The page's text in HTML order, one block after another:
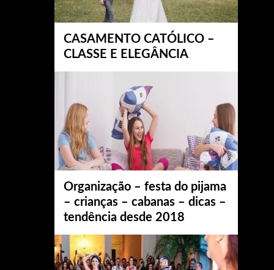
CASAMENTO CATÓLICO –
CLASSE E ELEGÂNCIA
Organização – festa do pijama
– crianças – cabanas – dicas –
tendência desde 2018